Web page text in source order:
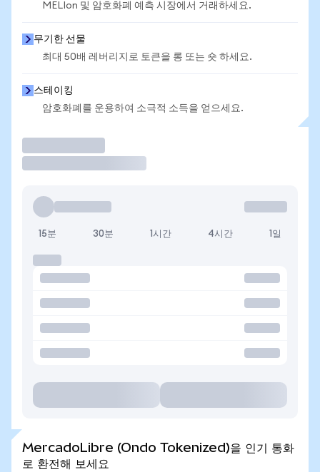
MELIon 및 암호화폐 예측 시장에서 거래하세요.
무기한 선물
최대 50배 레버리지로 토큰을 롱 또는 숏 하세요.
스테이킹
암호화폐를 운용하여 소극적 소득을 얻으세요.
15분 30분 1시간 4시간 1일
MercadoLibre (Ondo Tokenized)을 인기 통화
로 환전해 보세요